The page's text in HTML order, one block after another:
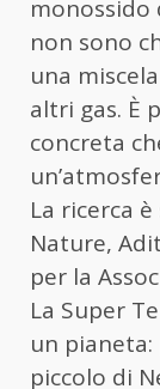
non sono
una
altri gas. È
concreta
La ricerca
Nature,
per la
La Super
un
piccolo di